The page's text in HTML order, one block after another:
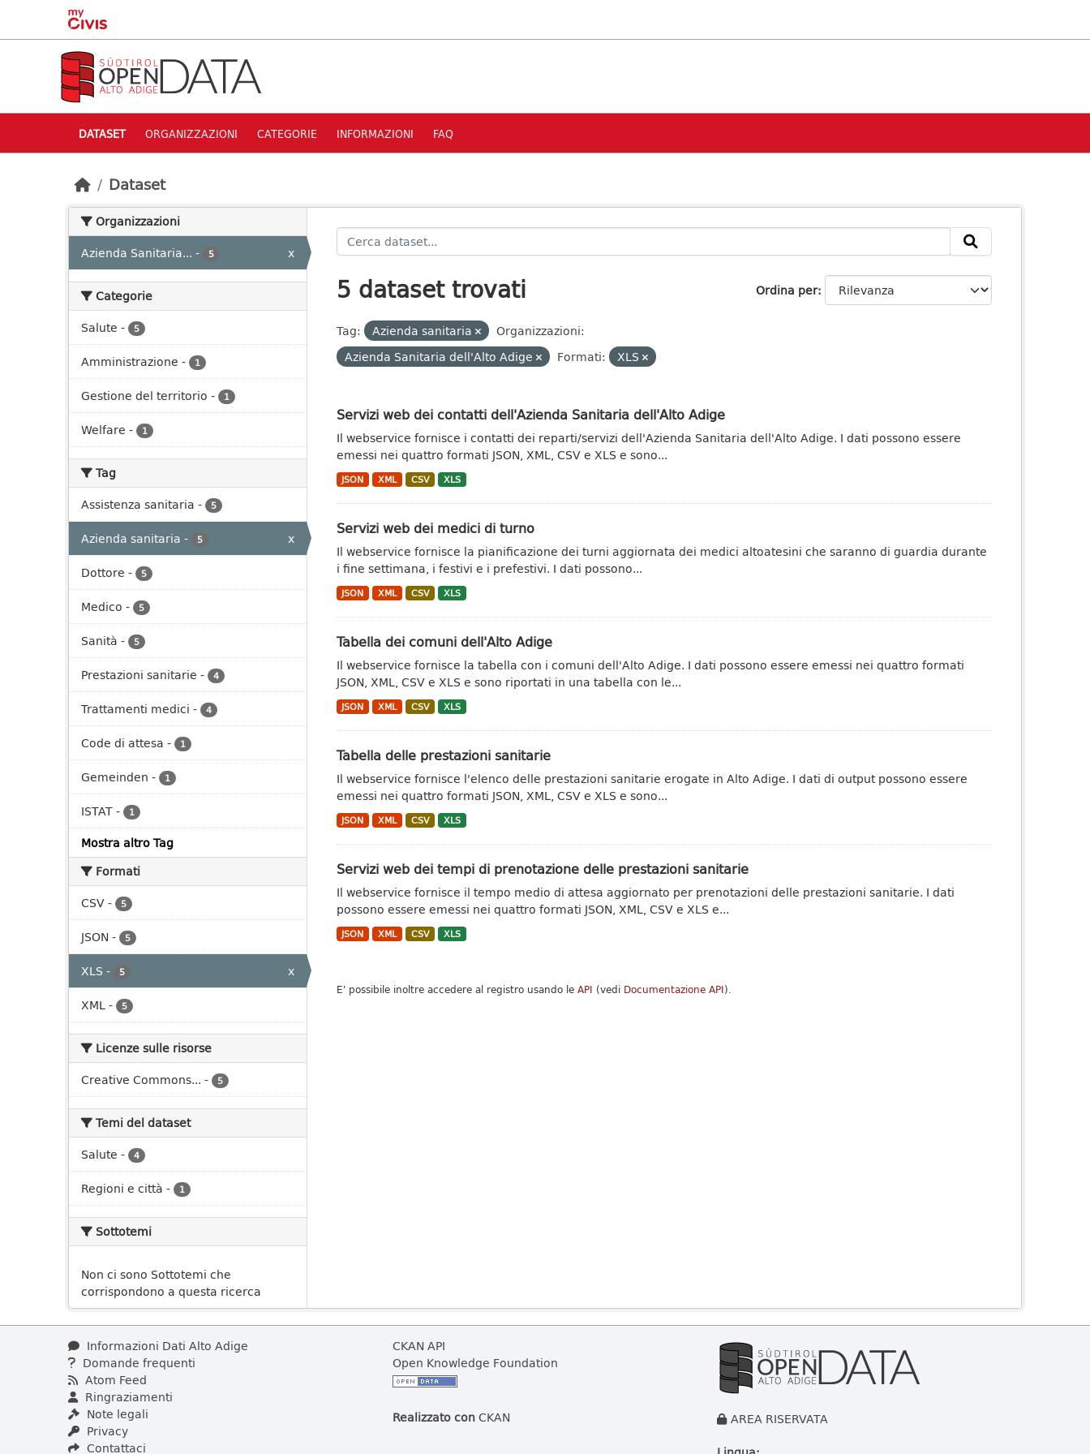
Skip to main content
DATASET ORGANIZZAZIONI CATEGORIE INFORMAZIONI FAQ
Dataset
Organizzazioni
Azienda Sanitaria... - 5 x
Categorie
Salute - 5
Amministrazione - 1
Gestione del territorio - 1
Welfare - 1
Tag
Assistenza sanitaria - 5
Azienda sanitaria - 5
x
Dottore - 5
Medico - 5
Sanità - 5
Prestazioni sanitarie - 4
Trattamenti medici - 4
Code di attesa - 1
Gemeinden - 1
ISTAT- 1
Mostra altro Tag
Formati
CSV- 5
JSON - 5
XLS - 5
x
XML- 5
Licenze sulle risorse
Creative Commons... - 5
Temi del dataset
Salute - 4
Regioni e città - 1
Sottotemi
Non ci sono Sottotemi che
corrispondono a questa ricerca
Ordina per
5 dataset trovati
Tag: Azienda sanitaria
Organizzazioni:
Azienda Sanitaria dell'Alto Adige
Formati: XLS
Servizi web dei contatti dell'Azienda Sanitaria dell'Alto Adige
Il webservice fornisce i contatti dei reparti/servizi dell'Azienda Sanitaria dell'Alto Adige. I dati possono essere
emessi nei quattro formati JSON, XML, CSV e XLS e sono...
JSON XML CSV XLS
Servizi web dei medici di turno
Il webservice fornisce la pianificazione dei turni aggiornata dei medici altoatesini che saranno di guardia durante
i fine settimana, i festivi e i prefestivi. I dati possono...
JSON XML CSV XLS
Tabella dei comuni dell'Alto Adige
Il webservice fornisce la tabella con i comuni dell'Alto Adige. I dati possono essere emessi nei quattro formati
JSON, XML, CSV e XLS e sono riportati in una tabella con le...
JSON XML CSV XLS
Tabella delle prestazioni sanitarie
Il webservice fornisce l'elenco delle prestazioni sanitarie erogate in Alto Adige. I dati di output possono essere
emessi nei quattro formati JSON, XML, CSV e XLS e sono...
JSON XML CSV XLS
Servizi web dei tempi di prenotazione delle prestazioni sanitarie
Il webservice fornisce il tempo medio di attesa aggiornato per prenotazioni delle prestazioni sanitarie. I dati
possono essere emessi nei quattro formati JSON, XML, CSV e XLS e...
JSON XML CSV XLS
E' possibile inoltre accedere al registro usando le API (vedi Documentazione API).
Informazioni Dati Alto Adige
Domande frequenti
Atom Feed
Ringraziamenti
Note legali
Privacy
Contattaci
CKAN API
Open Knowledge Foundation
Realizzato conCKAN
AREA RISERVATA